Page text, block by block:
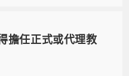
擔任正式或代理教